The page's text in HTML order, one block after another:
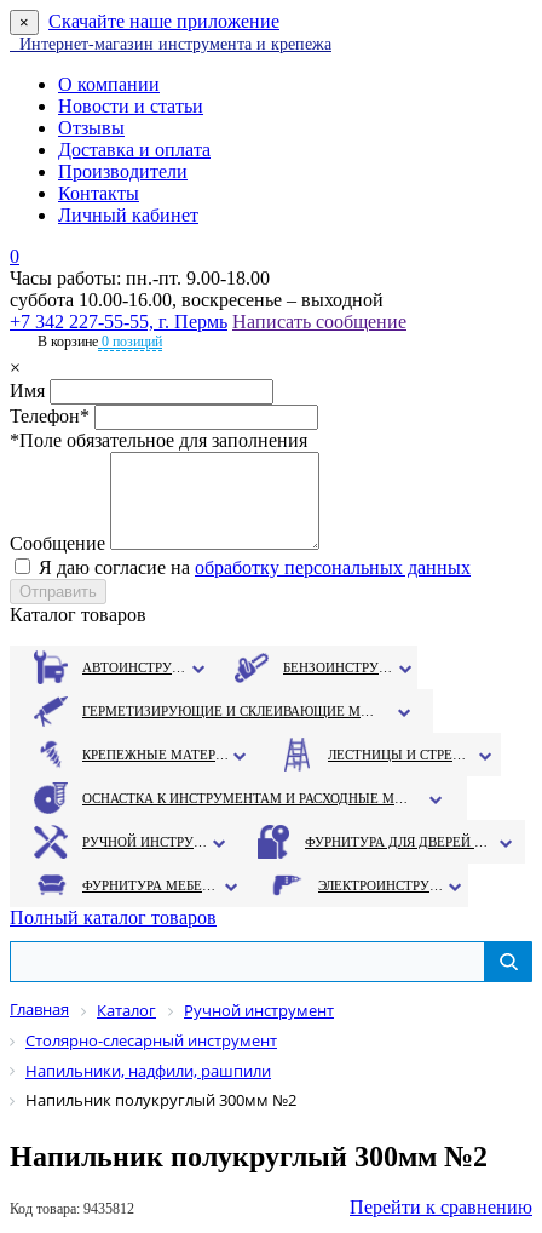
× Скачайте наше приложение
Интернет-магазин инструмента и крепежа
О компании
Новости и статьи
Отзывы
Доставка и оплата
Производители
Контакты
Личный кабинет
0
Часы работы: пн.-пт. 9.00-18.00
суббота 10.00-16.00, воскресенье – выходной
+7 342 227-55-55, г. Пермь Написать сообщение
В корзине 0 позиций
×
Имя
Телефон*
*Поле обязательное для заполнения
Сообщение
Я даю согласие на обработку персональных данных
Каталог товаров
Полный каталог товаров
Главная Каталог
Ручной инструмент
Столярно-слесарный инструмент
Напильники, надфили, рашпили
Напильник полукруглый 300мм №2
Напильник полукруглый 300мм №2
Код товара: 9435812 Перейти к сравнению